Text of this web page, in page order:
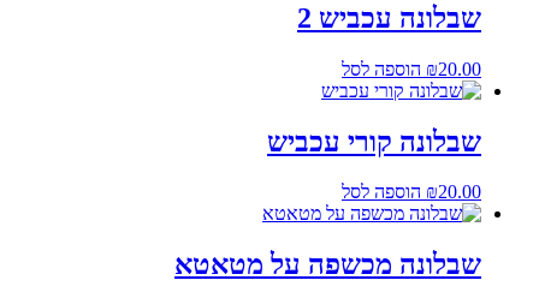
שבלונה עכביש 2
₪20.00 הוספה לסל
שבלונה קורי עכביש
₪20.00 הוספה לסל
שבלונה מכשפה על מטאטא